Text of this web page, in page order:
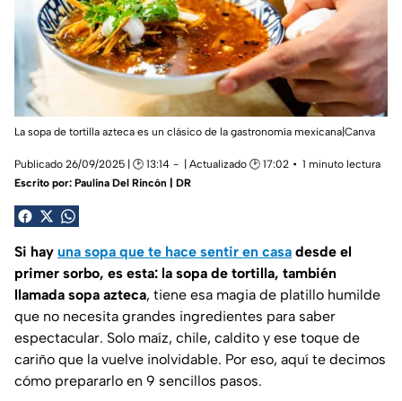
La sopa de tortilla azteca es un clásico de la gastronomía mexicana|Canva
Publicado 26/09/2025 | 🕑 13:14 | Actualizado 🕑 17:02
1 minuto lectura
Escrito por: Paulina Del Rincón | DR
Si hay una sopa que te hace sentir en casa desde el
primer sorbo, es esta: la sopa de tortilla, también
llamada sopa azteca, tiene esa magia de platillo humilde
que no necesita grandes ingredientes para saber
espectacular. Solo maíz, chile, caldito y ese toque de
cariño que la vuelve inolvidable. Por eso, aquí te decimos
cómo prepararlo en 9 sencillos pasos.